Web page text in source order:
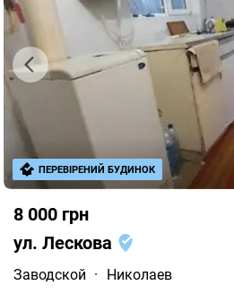
8 000 грн
ул. Лескова
Заводской ·
Николаев
ПЕРЕВІРЕНИЙ БУДИНОК